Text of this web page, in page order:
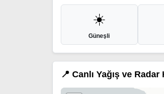
☀️
Güneşli
📍 Canlı Yağış ve Radar